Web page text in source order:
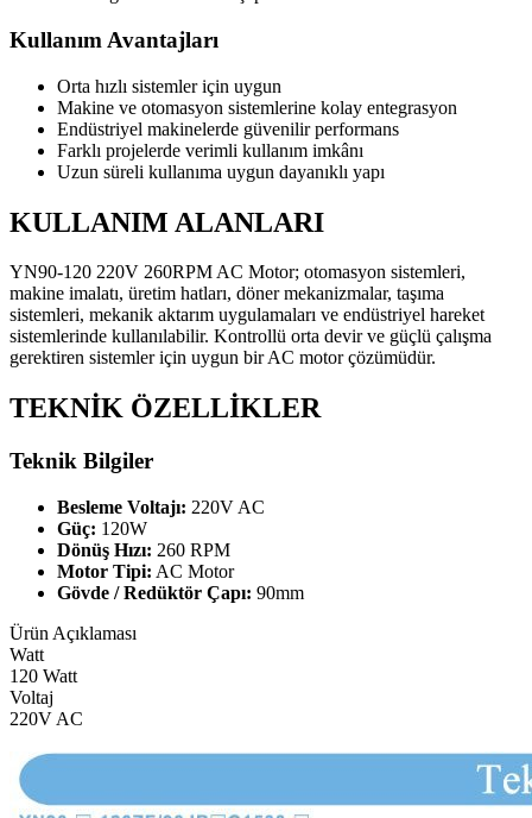
Kullanım Avantajları
Orta hızlı sistemler için uygun
Makine ve otomasyon sistemlerine kolay entegrasyon
Endüstriyel makinelerde güvenilir performans
Farklı projelerde verimli kullanım imkânı
Uzun süreli kullanıma uygun dayanıklı yapı
KULLANIM ALANLARI
YN90-120 220V 260RPM AC Motor; otomasyon sistemleri,
makine imalatı, üretim hatları, döner mekanizmalar, taşıma
sistemleri, mekanik aktarım uygulamaları ve endüstriyel hareket
sistemlerinde kullanılabilir. Kontrollü orta devir ve güçlü çalışma
gerektiren sistemler için uygun bir AC motor çözümüdür.
TEKNİK ÖZELLİKLER
Teknik Bilgiler
Besleme Voltajı: 220V AC
Güç: 120W
Dönüş Hızı: 260 RPM
Motor Tipi: AC Motor
Gövde / Redüktör Çapı: 90mm
Ürün Açıklaması
Watt
120 Watt
Voltaj
220V AC